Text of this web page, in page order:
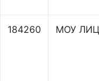
184260 МОУ